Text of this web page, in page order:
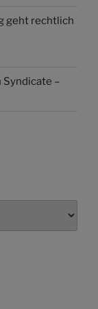
geht rechtlich
Syndicate –